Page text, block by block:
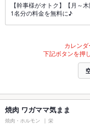
【幹事様がオトク】【月～
1名分の料金を無料に♪
カレンダ
下記ボタンを押
焼肉 ワガママ気まま
焼肉・ホルモン 栄